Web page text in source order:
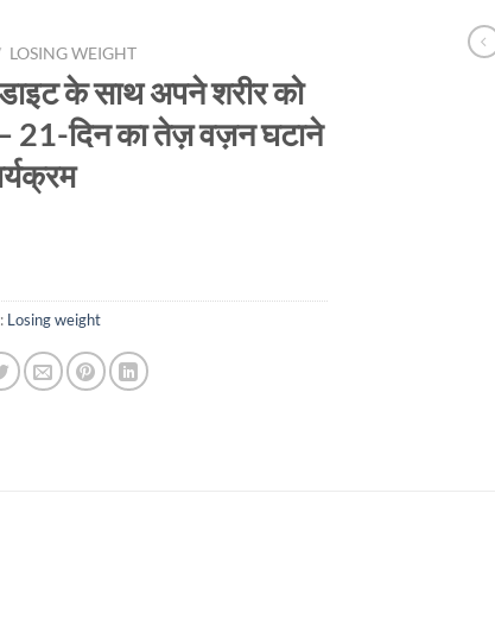
LOSING WEIGHT
के साथ अपने शरीर को
21-दिन का तेज़ वज़न घटाने
Losing weight